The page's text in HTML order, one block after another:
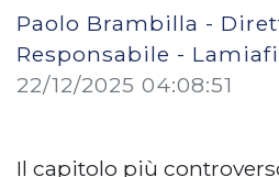
Paolo Brambilla -
Responsabile -
22/12/2025 04:08:51
Il capitolo più